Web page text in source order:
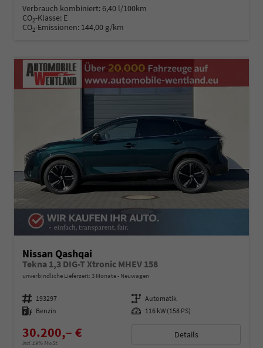
Verbrauch kombiniert:6,40 l/100km
CO2-Klasse: E
CO2-Emissionen: 144,00 g/km
Nissan Qashqai
Tekna 1,3 DIG-T Xtronic MHEV 158
unverbindliche Lieferzeit: 3 Monate Neuwagen
Fahrzeugnummer 193297 Getriebe Automatik
Kraftstoff Benzin Leistung 116 kW (158 PS)
30.200,– €
incl. 19% MwSt.
Details